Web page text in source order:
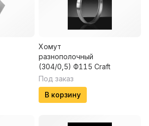
Хомут
разнополочный
(304/0,5) Ф115 Craft
Под заказ
В корзину